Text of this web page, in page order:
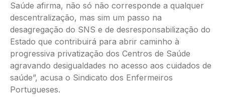
Saúde afirma, não só não corresponde a qualquer
descentralização, mas sim um passo na
desagregação do SNS e de desresponsabilização do
Estado que contribuirá para abrir caminho à
progressiva privatização dos Centros de Saúde
agravando desigualdades no acesso aos cuidados de
saúde”, acusa o Sindicato dos Enfermeiros
Portugueses.